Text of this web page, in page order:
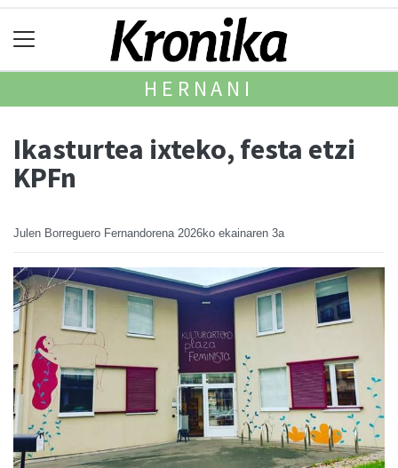
HERNANI
Ikasturtea ixteko, festa etzi
KPFn
Julen Borreguero Fernandorena 2026ko ekainaren 3a